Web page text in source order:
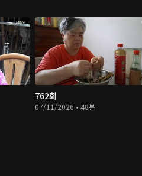
762회
07/11/2026 • 48분